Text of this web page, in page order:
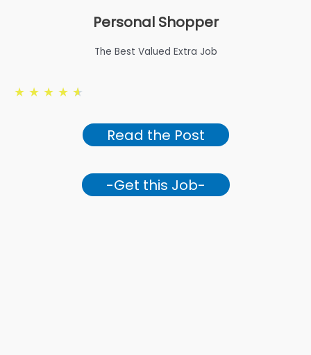
Personal Shopper
The Best Valued Extra Job
★ ★ ★ ★ ★
Read the Post
-Get this Job-